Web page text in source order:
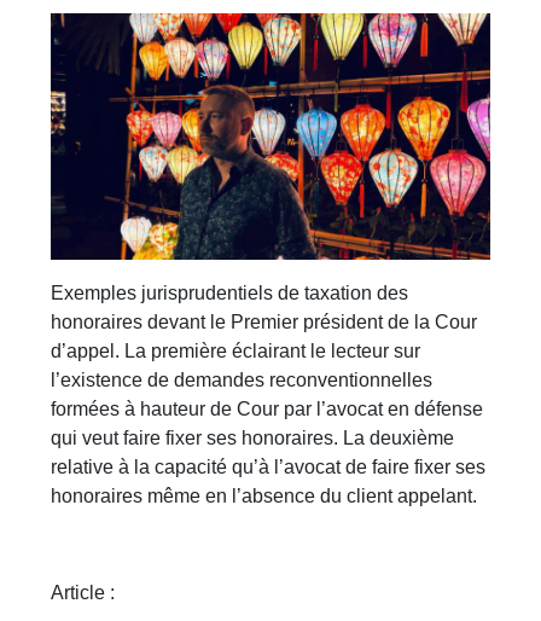
Exemples jurisprudentiels de taxation des
honoraires devant le Premier président de la Cour
d’appel. La première éclairant le lecteur sur
l’existence de demandes reconventionnelles
formées à hauteur de Cour par l’avocat en défense
qui veut faire fixer ses honoraires. La deuxième
relative à la capacité qu’à l’avocat de faire fixer ses
honoraires même en l’absence du client appelant.
Article :